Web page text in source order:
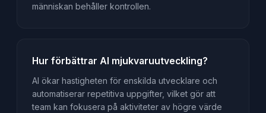
människan behåller kontrollen.
Hur förbättrar AI mjukvaruutveckling?
AI ökar hastigheten för enskilda utvecklare och
automatiserar repetitiva uppgifter, vilket gör att
team kan fokusera på aktiviteter av högre värde